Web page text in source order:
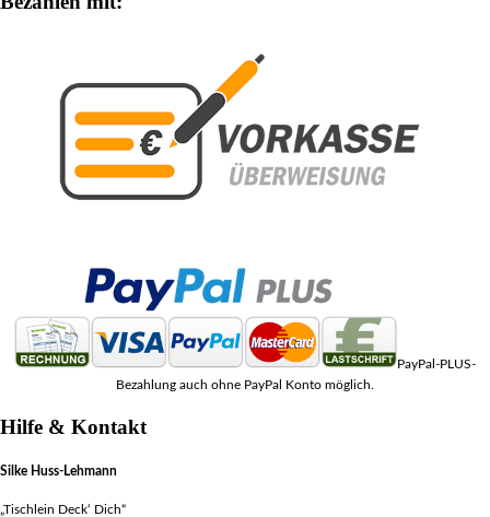
PayPal-PLUS-
Bezahlung auch ohne PayPal Konto möglich.
Hilfe & Kontakt
Silke Huss-Lehmann
„Tischlein Deck‘ Dich“